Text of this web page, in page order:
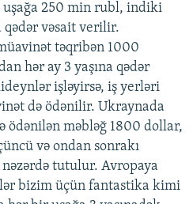
250 min rubl, indiki
vəsait verilir.
təqribən 1000
hər ay 3 yaşına qədər
işləyirsə, iş yerləri
də ödənilir. Ukraynada
ödənilən məbləğ 1800 dollar,
və ondan sonrakı
tutulur. Avropaya
bizim üçün fantastika kimi